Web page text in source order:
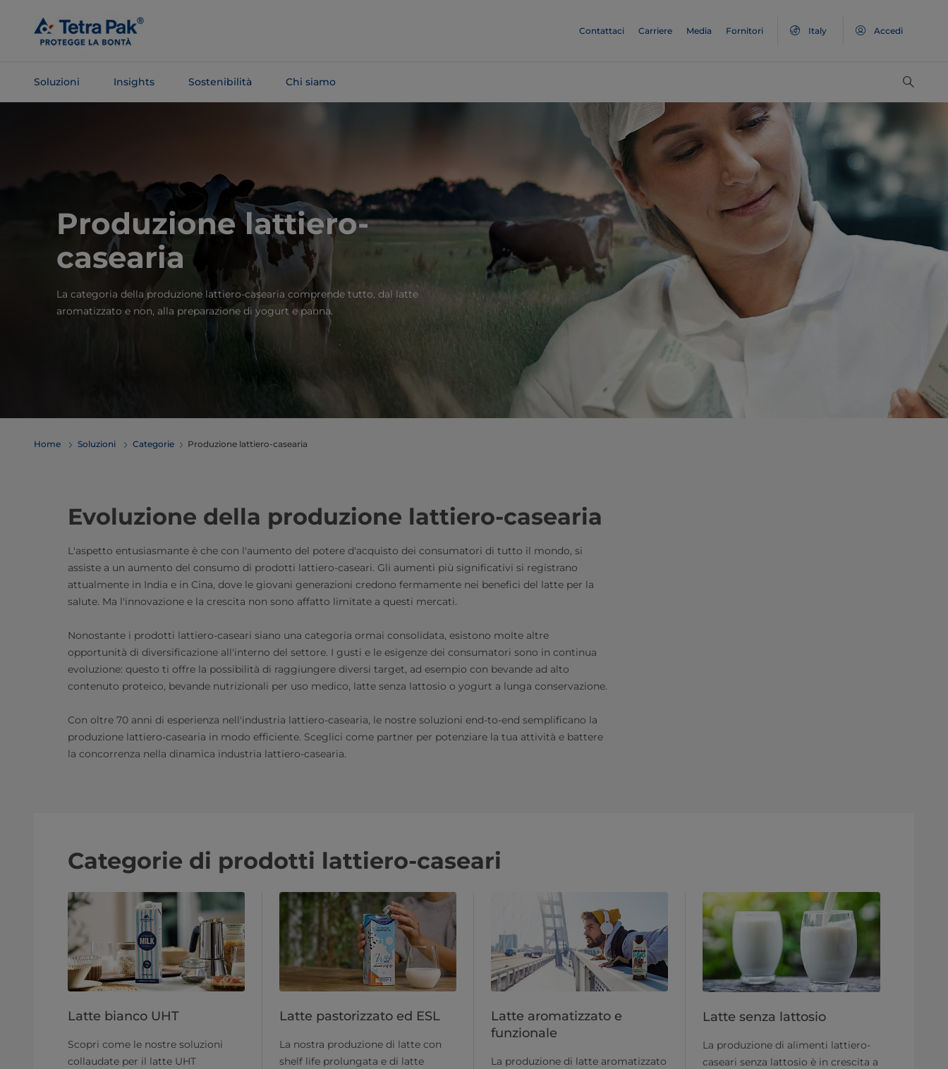
contenuto
principale
Contattaci Carriere Media Fornitori Italy Accedi
Soluzioni Insights Sostenibilità Chi siamo
Produzione lattiero-
casearia
La categoria della produzione lattiero-casearia comprende tutto, dal latte
aromatizzato e non, alla preparazione di yogurt e panna.
Home Soluzioni Categorie Produzione lattiero-casearia
Evoluzione della produzione lattiero-casearia
L'aspetto entusiasmante è che con l'aumento del potere d'acquisto dei consumatori di tutto il mondo, si
assiste a un aumento del consumo di prodotti lattiero-caseari. Gli aumenti più significativi si registrano
attualmente in India e in Cina, dove le giovani generazioni credono fermamente nei benefici del latte per la
salute. Ma l'innovazione e la crescita non sono affatto limitate a questi mercati.
Nonostante i prodotti lattiero-caseari siano una categoria ormai consolidata, esistono molte altre
opportunità di diversificazione all'interno del settore. I gusti e le esigenze dei consumatori sono in continua
evoluzione: questo ti offre la possibilità di raggiungere diversi target, ad esempio con bevande ad alto
contenuto proteico, bevande nutrizionali per uso medico, latte senza lattosio o yogurt a lunga conservazione.
Con oltre 70 anni di esperienza nell'industria lattiero-casearia, le nostre soluzioni end-to-end semplificano la
produzione lattiero-casearia in modo efficiente. Sceglici come partner per potenziare la tua attività e battere
la concorrenza nella dinamica industria lattiero-casearia.
Categorie di prodotti lattiero-caseari
Latte bianco UHT
Scopri come le nostre soluzioni
collaudate per il latte UHT
Latte pastorizzato ed ESL
La nostra produzione di latte con
shelf life prolungata e di latte
Latte aromatizzato e
funzionale
La produzione di latte aromatizzato
Latte senza lattosio
La produzione di alimenti lattiero-
caseari senza lattosio è in crescita a